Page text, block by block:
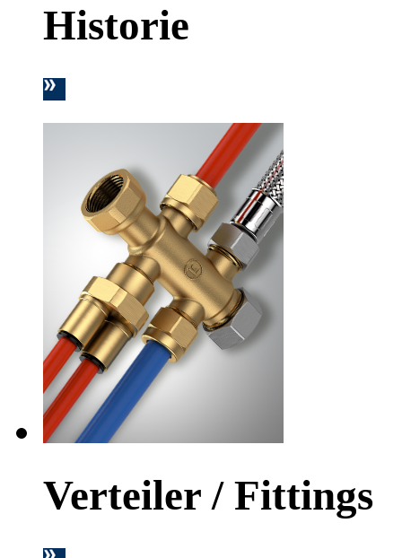
Historie
Verteiler / Fittings